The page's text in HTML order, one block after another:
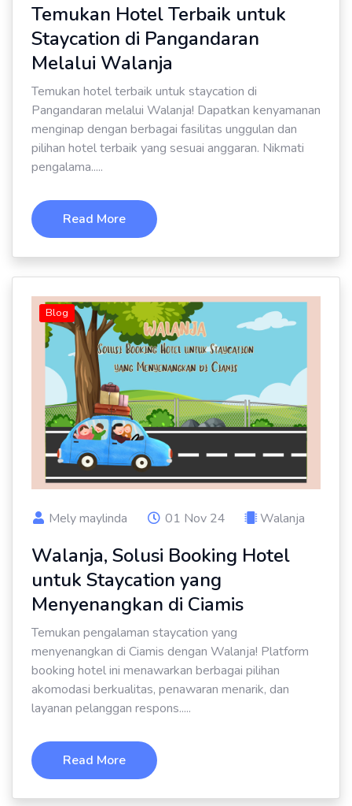
Temukan Hotel Terbaik untuk
Staycation di Pangandaran
Melalui Walanja
Temukan hotel terbaik untuk staycation di
Pangandaran melalui Walanja! Dapatkan kenyamanan
menginap dengan berbagai fasilitas unggulan dan
pilihan hotel terbaik yang sesuai anggaran. Nikmati
pengalama.....
Read More
Mely maylinda 01 Nov 24 Walanja
Walanja, Solusi Booking Hotel
untuk Staycation yang
Menyenangkan di Ciamis
Temukan pengalaman staycation yang
menyenangkan di Ciamis dengan Walanja! Platform
booking hotel ini menawarkan berbagai pilihan
akomodasi berkualitas, penawaran menarik, dan
layanan pelanggan respons.....
Read More
Blog